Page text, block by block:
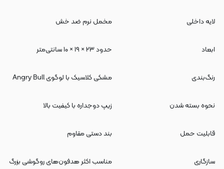
لایه داخلی مخمل نرم ضد خش
ابعاد حدود ۲۳ × ۱۹ × ۱۰ سانتی‌متر
رنگ‌بندی مشکی کلاسیک با لوگوی Angry Bull
نحوه بسته شدن زیپ دوجداره با کیفیت بالا
قابلیت حمل بند دستی مقاوم
سازگاری
مناسب اکثر هدفون‌های روگوشی بزرگ